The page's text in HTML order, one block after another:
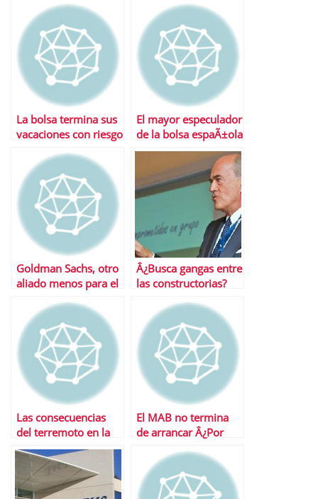
La bolsa termina sus
vacaciones con riesgo
especulativos
El mayor especulador
de la bolsa espaÃ±ola
se come la subida de
Goldman Sachs, otro
aliado menos para el
Â¿Busca gangas entre
las constructorias?
Las consecuencias
del terremoto en la
economÃ­a global
El MAB no termina
de arrancar Â¿Por